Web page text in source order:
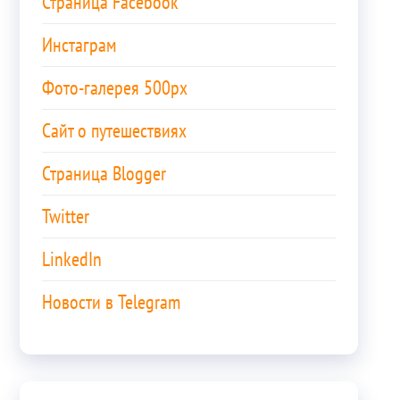
Инстаграм
Фото-галерея 500px
Сайт о путешествиях
Страница Blogger
Twitter
LinkedIn
Новости в Telegram